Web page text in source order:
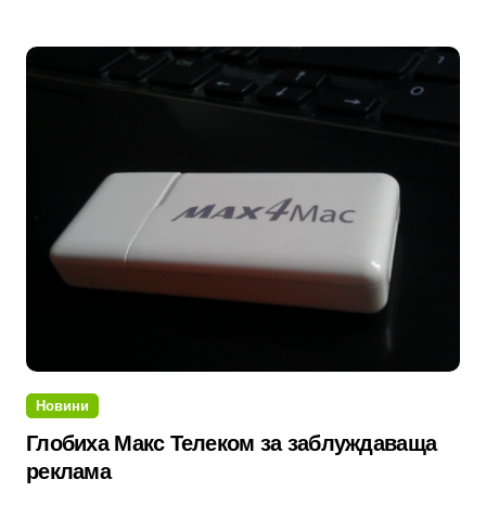
Новини
Глобиха Макс Телеком за заблуждаваща
реклама